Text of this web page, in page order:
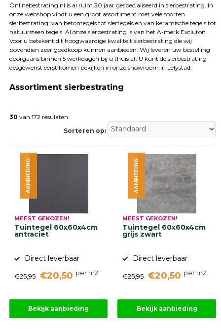
Terrastegels
Tuintegels
Stoeptegels
Buitentegels
Balkontegels
Sierbestrating
Gebakken
Strakke
bestrating
Muurelementen
Straatklinkers
Opsluitbanden
Palissades
Stapelblokken
zand
Halfverharding
Beplantings
Onlinebestrating.nl is al ruim 30 jaar gespecialiseerd in sierbestrating. In
onze webshop vindt u een groot assortiment met vele soorten
sierbestrating: van betontegels tot siertegels en van keramische tegels tot
natuursteen tegels. Al onze sierbestrating is van het A-merk Excluton.
Voor u betekent dit hoogwaardige kwaliteit sierbestrating die wij
bovendien zeer goedkoop kunnen aanbieden. Wij leveren uw bestelling
doorgaans binnen 5 werkdagen bij u thuis af. U kunt de sierbestrating
desgewenst eerst komen bekijken in onze showroom in Lelystad.
Assortiment sierbestrating
30 van 172 resulaten
Sorteren op:
MEEST GEKOZEN!
Tuintegel 60x60x4cm
antraciet
Direct leverbaar
€25,95 €20,50 per m2
AANBIEDING
Bekijk aanbieding
MEEST GEKOZEN!
Tuintegel 60x60x4cm
grijs zwart
Direct leverbaar
€25,95 €20,50 per m2
AANBIEDING
Bekijk aanbieding